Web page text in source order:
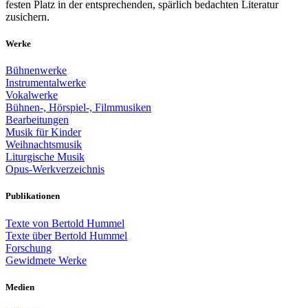
festen Platz in der entsprechenden, spärlich bedachten Literatur
zusichern.
Werke
Bühnenwerke
Instrumentalwerke
Vokalwerke
Bühnen-, Hörspiel-, Filmmusiken
Bearbeitungen
Musik für Kinder
Weihnachtsmusik
Liturgische Musik
Opus-Werkverzeichnis
Publikationen
Texte von Bertold Hummel
Texte über Bertold Hummel
Forschung
Gewidmete Werke
Medien